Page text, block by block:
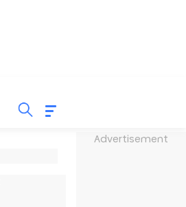
Advertisement
LIGA ITALIA